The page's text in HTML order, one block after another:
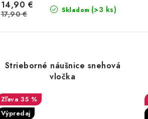
Skladom (>3 ks)
14,90 €
17,90 €
Strieborné náušnice snehová
vločka
35 %
Výpredaj